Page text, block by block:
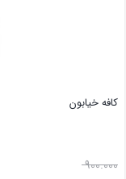
کافه خیابون
900.000